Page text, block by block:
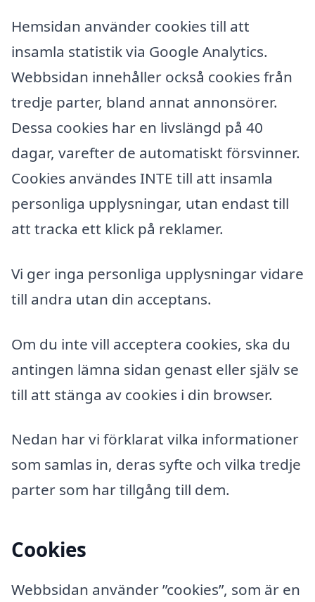
Hemsidan använder cookies till att
insamla statistik via Google Analytics.
Webbsidan innehåller också cookies från
tredje parter, bland annat annonsörer.
Dessa cookies har en livslängd på 40
dagar, varefter de automatiskt försvinner.
Cookies användes INTE till att insamla
personliga upplysningar, utan endast till
att tracka ett klick på reklamer.
Vi ger inga personliga upplysningar vidare
till andra utan din acceptans.
Om du inte vill acceptera cookies, ska du
antingen lämna sidan genast eller själv se
till att stänga av cookies i din browser.
Nedan har vi förklarat vilka informationer
som samlas in, deras syfte och vilka tredje
parter som har tillgång till dem.
Cookies
Webbsidan använder ”cookies”, som är en